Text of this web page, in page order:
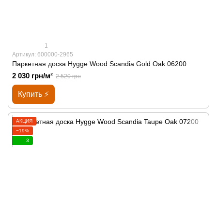
1
Артикул: 600000-2965
Паркетная доска Hygge Wood Scandia Gold Oak 06200
2 030 грн/м² 2 520 грн
Купить ⚡
АКЦИЯ
−19%
3